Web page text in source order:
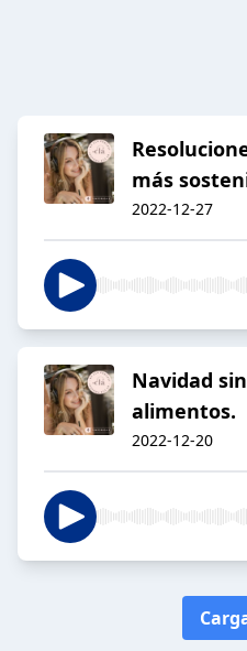
más
2022-12-27
Navidad
alimentos.
2022-12-20